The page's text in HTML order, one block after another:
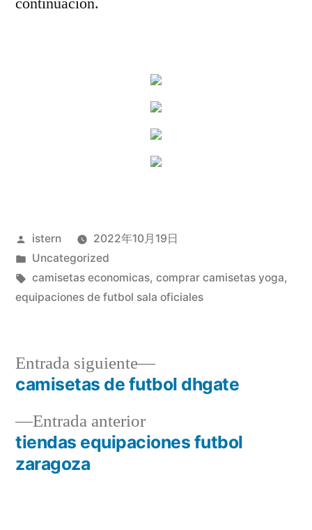
Publicado
por
istern
2022年10月19日
Publicado
en
Uncategorized
Etiquetas:
camisetas economicas, comprar camisetas yoga,
equipaciones de futbol sala oficiales
Navegación
de
entradas
Entrada anteriorEntrada
anterior:
tiendas equipaciones futbol
zaragoza
Entrada siguiente
Entrada
siguiente:
camisetas de futbol dhgate